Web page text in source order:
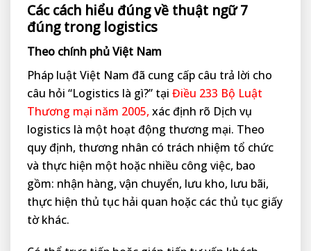
Các cách hiểu đúng về thuật ngữ 7
đúng trong logistics
Theo chính phủ Việt Nam
Pháp luật Việt Nam đã cung cấp câu trả lời cho
câu hỏi “Logistics là gì?” tại Điều 233 Bộ Luật
Thương mại năm 2005, xác định rõ Dịch vụ
logistics là một hoạt động thương mại. Theo
quy định, thương nhân có trách nhiệm tổ chức
và thực hiện một hoặc nhiều công việc, bao
gồm: nhận hàng, vận chuyển, lưu kho, lưu bãi,
thực hiện thủ tục hải quan hoặc các thủ tục giấy
tờ khác.